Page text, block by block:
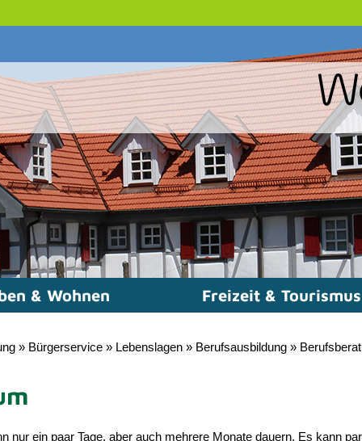
& Wohnen Freizeit & Tourismus
» Bürgerservice » Lebenslagen » Berufsausbildung »
nur ein paar Tage, aber auch mehrere Monate dauern. Es kann